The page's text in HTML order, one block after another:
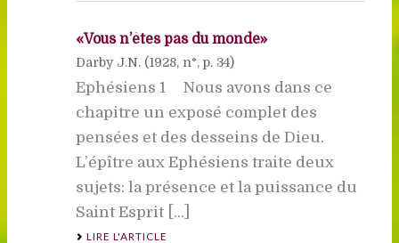
«Vous n’êtes pas du monde»
Darby J.N. (1928, n°, p. 34)
Ephésiens 1 Nous avons dans ce
chapitre un exposé complet des
pensées et des desseins de Dieu.
L’épître aux Ephésiens traite deux
sujets: la présence et la puissance du
Saint Esprit [...]
LIRE L'ARTICLE